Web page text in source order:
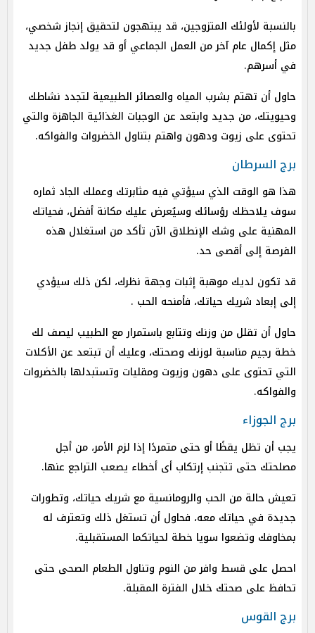
بالنسبة لأولئك المتزوجين، قد يبتهجون لتحقيق إنجاز شخصي،
مثل إكمال عام آخر من العمل الجماعي أو قد يولد طفل جديد
في أسرهم.
حاول أن تهتم بشرب المياه والعصائر الطبيعية لتجدد نشاطك
وحيويتك، من جديد وابتعد عن الوجبات الغذائية الجاهزة والتي
تحتوى على زيوت ودهون واهتم بتناول الخضروات والفواكه.
برج السرطان
هذا هو الوقت الذي سيؤتي فيه مثابرتك وعملك الجاد ثماره
سوف يلاحظك رؤسائك وسيُعرض عليك مكانة أفضل، فحياتك
المهنية على وشك الإنطلاق الآن تأكد من استغلال هذه
الفرصة إلى أقصى حد.
قد تكون لديك موهبة إثبات وجهة نظرك، لكن ذلك سيؤدي
إلى إبعاد شريك حياتك، فأمنحه الحب .
حاول أن تقلل من وزنك وتتابع باستمرار مع الطبيب ليصف لك
خطة رجيم مناسبة لوزنك وصحتك، وعليك أن تبتعد عن الأكلات
التي تحتوى على دهون وزيوت ومقليات وتستبدلها بالخضروات
والفواكه.
برج الجوزاء
يجب أن تظل يقظًا أو حتى متمردًا إذا لزم الأمر، من أجل
مصلحتك حتى تتجنب إرتكاب أى أخطاء يصعب التراجع عنها.
تعيش حالة من الحب والرومانسية مع شريك حياتك، وتطورات
جديدة في حياتك معه، فحاول أن تستغل ذلك وتعترف له
بمخاوفك وتضعوا سويا خطة لحياتكما المستقبلية.
احصل على قسط وافر من النوم وتناول الطعام الصحى حتى
تحافظ على صحتك خلال الفترة المقبلة.
برج القوس